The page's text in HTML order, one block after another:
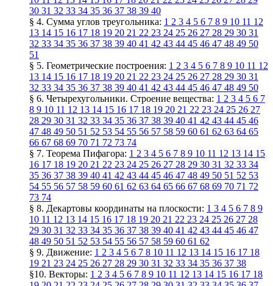
30 31 32 33 34 35 36 37 38 39 40
§ 4. Сумма углов треугольника: 1 2 3 4 5 6 7 8 9 10 11 12
13 14 15 16 17 18 19 20 21 22 23 24 25 26 27 28 29 30 31
32 33 34 35 36 37 38 39 40 41 42 43 44 45 46 47 48 49 50
51
§ 5. Геометрические построения: 1 2 3 4 5 6 7 8 9 10 11 12
13 14 15 16 17 18 19 20 21 22 23 24 25 26 27 28 29 30 31
32 33 34 35 36 37 38 39 40 41 42 43 44 45 46 47 48 49 50
§ 6. Четырехугольники. Строение вещества: 1 2 3 4 5 6 7
8 9 10 11 12 13 14 15 16 17 18 19 20 21 22 23 24 25 26 27
28 29 30 31 32 33 34 35 36 37 38 39 40 41 42 43 44 45 46
47 48 49 50 51 52 53 54 55 56 57 58 59 60 61 62 63 64 65
66 67 68 69 70 71 72 73 74
§ 7. Теорема Пифагора: 1 2 3 4 5 6 7 8 9 10 11 12 13 14 15
16 17 18 19 20 21 22 23 24 25 26 27 28 29 30 31 32 33 34
35 36 37 38 39 40 41 42 43 44 45 46 47 48 49 50 51 52 53
54 55 56 57 58 59 60 61 62 63 64 65 66 67 68 69 70 71 72
73 74
§ 8. Декартовы координаты на плоскости: 1 3 4 5 6 7 8 9
10 11 12 13 14 15 16 17 18 19 20 21 22 23 24 25 26 27 28
29 30 31 32 33 34 35 36 37 38 39 40 41 42 43 44 45 46 47
48 49 50 51 52 53 54 55 56 57 58 59 60 61 62
§ 9. Движение: 1 2 3 4 5 6 7 8 10 11 12 13 14 15 16 17 18
19 21 23 24 25 26 27 28 29 30 31 32 33 34 35 36 37 38
§10. Векторы: 1 2 3 4 5 6 7 8 9 10 11 12 13 14 15 16 17 18